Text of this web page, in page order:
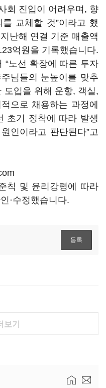
회 진입이 어려우며, 향
교체할 것”이라고 했
난해 연결 기준 매출액
억원을 기록했습니다.
“노선 확장에 따른 투자
님들의 눈높이를 맞추
도입을 위해 운항, 객실,
으로 채용하는 과정에
초기 정착에 따라 발생
인이라고 판단된다”고
칙 및 윤리강령에 따라
·수정했습니다.
보기